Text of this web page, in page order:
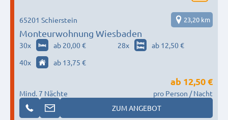
Monteurwohnung Wiesbaden
65201 Schierstein 23,20 km
30x ab 20,00 € 28x
ab 12,50 €
40x ab 13,75 €
Mind. 7 Nächte
ab 12,50 €
pro Person / Nacht
ZUM ANGEBOT